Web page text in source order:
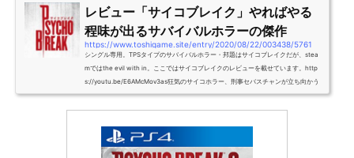
レビュー「サイコブレイク」やればやる
程味が出るサバイバルホラーの傑作
https://www.toshigame.site/entry/2020/08/22/003438/5761
シングル専用。TPSタイプのサバイバルホラー・邦題はサイコブレイクだが、stea
mではthe evil with in。ここではサイコブレイクのレビューを載せています。http
s://youtu.be/E6AMcMov3as狂気のサイコホラー、刑事セバスチャンが立ち向かう
クリムゾンシティの刑事セバスチャン・カステヤノフ。（と部下のジョセフとキッ
ド）大量死亡事件の起きたビーコン精神病院へ向かうが、そこで何者かに襲われ気
バスチャンはこの世界を進まざる得ない状況に陥る。ガチの...